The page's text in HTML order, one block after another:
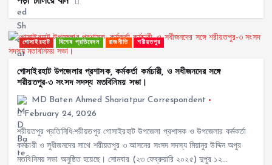
গোসাইরহাট বিশেষ প্রতিবেদন রাজনীতি শরীয়তপুর
গোসাইরহাট উপজেলার প্রশাসক, কর্মকর্তা কর্মচারী, ও সধীজনদের সঙ্গে
শরীয়তপুর-৩ সংসদ সদস্য মতবিনিময় সভা।
MD Baten Ahmed Shariatpur Correspondent
February 24, 2026
শরীয়তপুর প্রতিনিধি:শরীয়তপুর গোসাইরহাট উপজেলা প্রশাসক ও উপজেলার কর্মকর্তা
কর্মচারী ও সুধীজনদের সাথে শরীয়তপুর ৩ আসনের সংসদ সদস্য মিয়ানুর উদ্দিন অপুর
মতবিনিময় সভা অনুষ্ঠিত হয়েছে। সোমবার (২৩ ফেব্রুয়ারি ২০২৫) দুপুর ১২…